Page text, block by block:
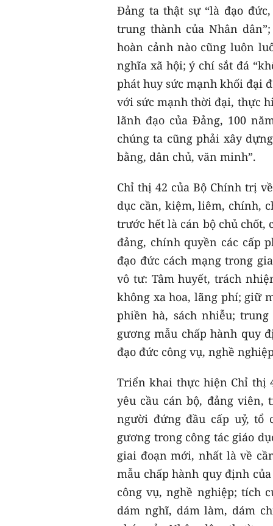
Đảng ta thật sự “là đạo
trung thành của Nhân
hoàn cảnh nào cũng luôn
nghĩa xã hội; ý chí sắt đá
phát huy sức mạnh khối đại
với sức mạnh thời đại, thực
lãnh đạo của Đảng, 100
chúng ta cũng phải xây
bằng, dân chủ, văn minh”.
Chỉ thị 42 của Bộ Chính trị
dục cần, kiệm, liêm, chính,
trước hết là cán bộ chủ chốt,
đảng, chính quyền các cấp
đạo đức cách mạng trong
vô tư: Tâm huyết, trách
không xa hoa, lãng phí; giữ
phiền hà, sách nhiễu;
gương mẫu chấp hành quy
đạo đức công vụ, nghề
Triển khai thực hiện Chỉ thị
yêu cầu cán bộ, đảng viên,
người đứng đầu cấp uỷ, tổ
gương trong công tác giáo
giai đoạn mới, nhất là về
mẫu chấp hành quy định
công vụ, nghề nghiệp; tích
dám nghĩ, dám làm, dám